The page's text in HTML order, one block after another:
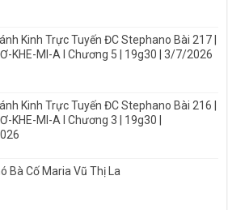
Kinh Trực Tuyến ĐC Stephano Bài 217 |
KHE-MI-A I Chương 5 | 19g30 | 3/7/2026
Kinh Trực Tuyến ĐC Stephano Bài 216 |
KHE-MI-A I Chương 3 | 19g30 |
Bà Cố Maria Vũ Thị La